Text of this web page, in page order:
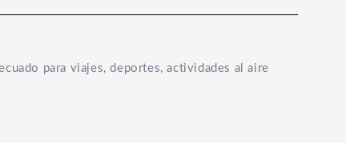
para viajes, deportes, actividades al aire